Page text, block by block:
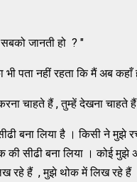
जानती हो ? "
भी पता नहीं रहता कि मैं अब
चाहते हैं , तुम्हें देखना चाहते
लिया है । किसी ने मुझे
सीढी बना लिया । कोई
रहे हैं , मुझे थोक में लिख रहे